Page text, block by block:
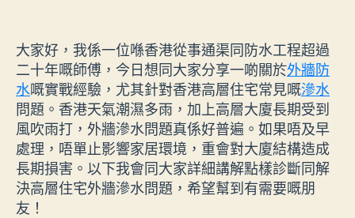
大家好，我係一位喺香港從事通渠同防水工程超過
二十年嘅師傅，今日想同大家分享一啲關於外牆防
水嘅實戰經驗，尤其針對香港高層住宅常見嘅滲水
問題。香港天氣潮濕多雨，加上高層大廈長期受到
風吹雨打，外牆滲水問題真係好普遍。如果唔及早
處理，唔單止影響家居環境，重會對大廈結構造成
長期損害。以下我會同大家詳細講解點樣診斷同解
決高層住宅外牆滲水問題，希望幫到有需要嘅朋
友！